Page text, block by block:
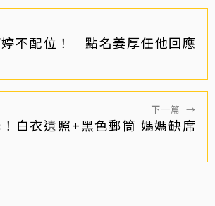
不配位！ 點名姜厚任他回應
下一篇 →
白衣遺照+黑色郵筒 媽媽缺席